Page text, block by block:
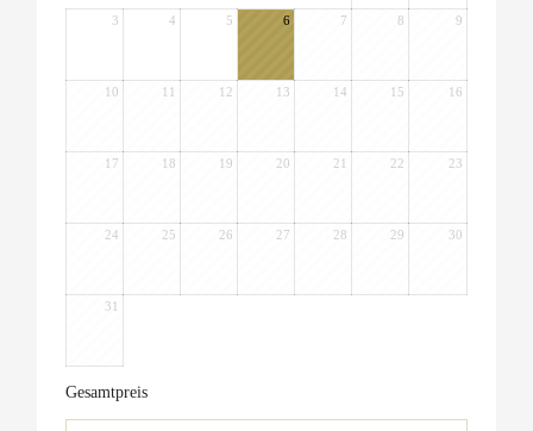
3 4 5 6 7 8 9
10 11 12 13 14 15 16
17 18 19 20 21 22 23
24 25 26 27 28 29 30
31
Gesamtpreis